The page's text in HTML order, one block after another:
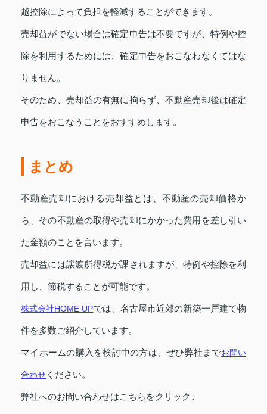
越控除によって負担を軽減することができます。
売却益がでない場合は確定申告は不要ですが、特例や控
除を利用するためには、確定申告をおこなわなくてはな
りません。
そのため、売却益の有無に拘らず、不動産売却後は確定
申告をおこなうことをおすすめします。
まとめ
不動産売却における売却益とは、不動産の売却価格か
ら、その不動産の取得や売却にかかった費用を差し引い
た金額のことを言います。
売却益には譲渡所得税が課されますが、特例や控除を利
用し、節税することが可能です。
株式会社HOME UPでは、名古屋市近郊の新築一戸建て物
件を多数ご紹介しています。
マイホームの購入を検討中の方は、ぜひ弊社までお問い
合わせ ください。
弊社へのお問い合わせはこちらをクリック↓